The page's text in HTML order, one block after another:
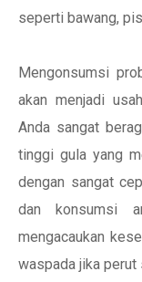
seperti bawang,
Mengonsumsi
akan menjadi
Anda sangat
tinggi gula yang
dengan sangat
dan konsumsi
mengacaukan
waspada jika perut